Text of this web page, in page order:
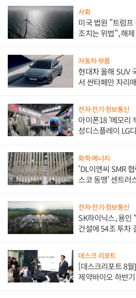
사회
미국 법원 "트럼프
조치는 위법", 해
자동차·부품
현대차 올해 SUV
서 싼타페만 자리
전자·전기·정보통신
아이폰18 '메모리
성디스플레이 LG
화학·에너지
'DL이앤씨 SMR
스코 동맹' 센트러
전자·전기·정보통신
SK하이닉스, 용인
건설에 54조 투자
데스크 리포트
[데스크리포트 8
제약바이오 하반